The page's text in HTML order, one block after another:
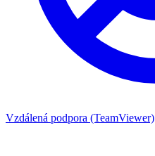
Vzdálená podpora (TeamViewer)